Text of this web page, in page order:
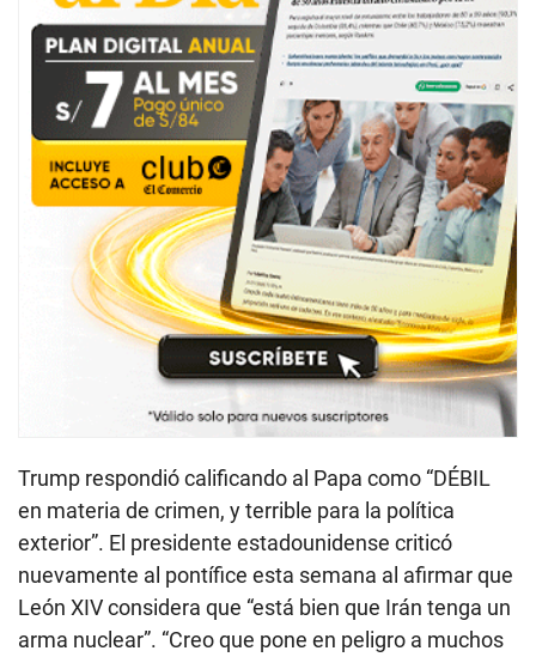
Trump respondió calificando al Papa como “DÉBIL
en materia de crimen, y terrible para la política
exterior”. El presidente estadounidense criticó
nuevamente al pontífice esta semana al afirmar que
León XIV considera que “está bien que Irán tenga un
arma nuclear”. “Creo que pone en peligro a muchos